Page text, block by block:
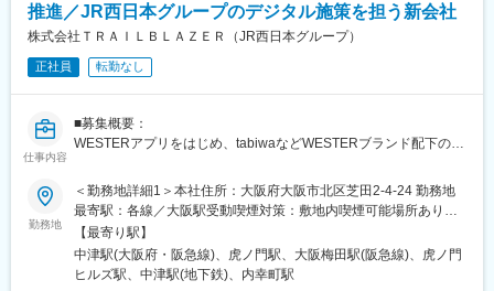
町駅、都庁前駅、新宿三丁目駅、新富町駅(東京都)、平安通駅、車
道駅、熱田駅、東大手駅、新宿西口駅、北参道駅、都電雑司ケ谷
ライナー)、久屋大通駅、東京ディズニーランド・ステーション
川橋駅、東銀座駅、銀座駅、今池駅(愛知県)、熱田神宮西駅
推進／JR西日本グループのデジタル施策を担う新会社
株式会社ＴＲＡＩＬＢＬＡＺＥＲ（JR西日本グループ）
正社員 転勤なし
仕事内容
■募集概要：
WESTERアプリをはじめ、tabiwaなどWESTERブランド配下の複
ー体験の一貫性と品質向上が急務になっています。これまでUIデ
ザインは外注に依存してきたため、プロダクト間のデザイン統一
が難しく、エコシステム全体を統括するデザインシステムの整備
が遅れています。内製開発体制への移行を進める中で、JR西日本
のビジネスチームやPdM・エンジニアと連携しながらデザインの
意思決定を推進できる人材が不在であることが課題です。直感的
勤務地
＜勤務地詳細1＞本社住所：大阪府大阪市北区芝田2-4-24 勤務地
最寄駅：各線／大阪駅受動喫煙対策：敷地内喫煙可能場所あり＜
勤務地詳細2＞東京オフィス住所：東京都港区虎ノ門1-10-5
WeWorkKDX虎ノ門1丁目内受動喫煙対策：敷地内喫煙可能場所あ
り＜勤務地詳細3＞大阪オフィス住所：大阪府大阪市北区曽根崎新
【最寄り駅】
中津駅(大阪府・阪急線)、虎ノ門駅、大阪梅田駅(阪急線)、虎ノ門
ヒルズ駅、中津駅(地下鉄)、内幸町駅